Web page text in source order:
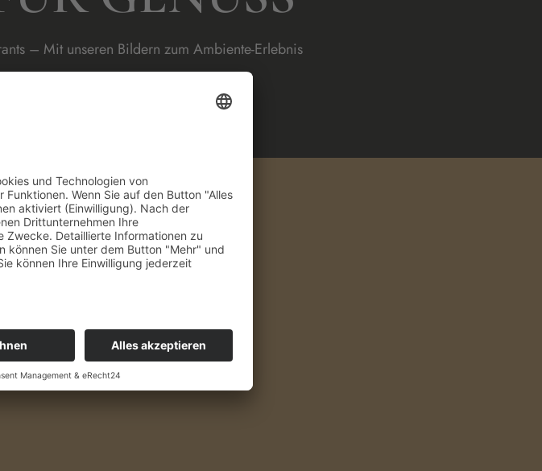
– Mit unseren Bildern zum Ambiente-Erlebnis